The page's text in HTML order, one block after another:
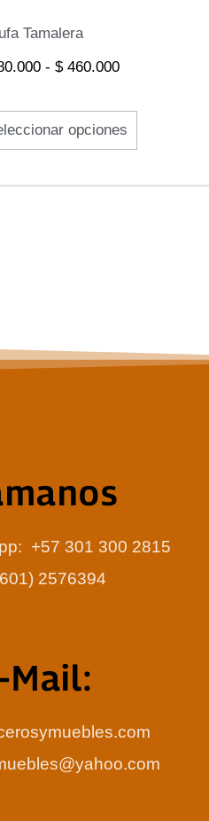
Tamalera
- $460.000
opciones
+57 301 300 2815
2576394
Mail: